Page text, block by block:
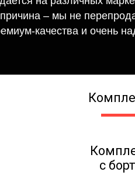
– мы не
качества и очень
с